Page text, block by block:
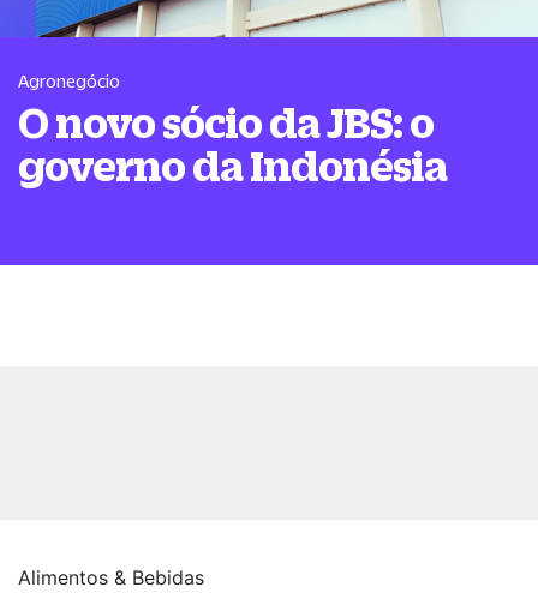
Agronegócio
O novo sócio da JBS: o
governo da Indonésia
Alimentos & Bebidas